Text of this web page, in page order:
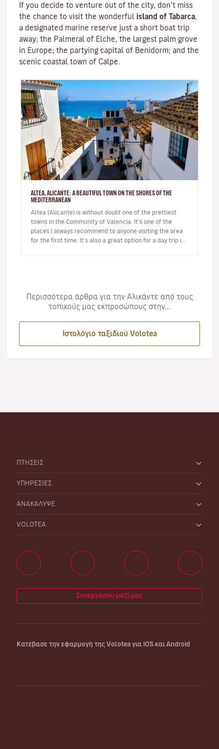
If you decide to venture out of the city, don’t miss
the chance to visit the wonderful island of Tabarca,
a designated marine reserve just a short boat trip
away; the Palmeral of Elche, the largest palm grove
in Europe; the partying capital of Benidorm; and the
scenic coastal town of Calpe.
ALTEA, ALICANTE: A BEAUTIFUL TOWN ON THE SHORES OF THE
MEDITERRANEAN
Altea (Alicante) is without doubt one of the prettiest
towns in the Community of Valencia. It’s one of the
places I always recommend to anyone visiting the area
for the first time. It’s also a great option for a day trip if
Περισσότερα άρθρα για την Αλικάντε από τους
τοπικούς μας εκπροσώπους στην...
Ιστολόγιο ταξιδιού Volotea
ΠΤΗΣΕΙΣ
ΥΠΗΡΕΣΙΕΣ
ΑΝΑΚΑΛΥΨΕ
VOLOTEA
Συνεργάσου μαζί μας
Κατέβασε την εφαρμογή της Volotea για iOS και Android